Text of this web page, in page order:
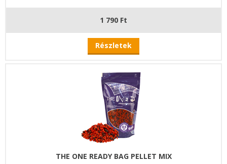
1 790 Ft
Részletek
THE ONE READY BAG PELLET MIX